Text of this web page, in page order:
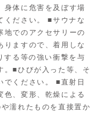
身体に危害を及ぼす場
ください。 ■サウナな
地でのアクセサリーの
りますので、着用しな
する等の強い衝撃を与
。■ひびが入った等、そ
でください。 ■直射日
色、変形、乾燥による
濡れたものを直接置か